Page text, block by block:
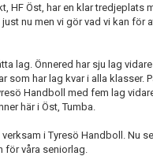
HF Öst, har en klar tredjeplats
nu men vi gör vad vi kan för
lag. Önnered har sju lag
som har lag kvar i alla klasser.
Handboll med fem lag
här i Öst, Tumba.
i Tyresö Handboll. Nu
för våra seniorlag.